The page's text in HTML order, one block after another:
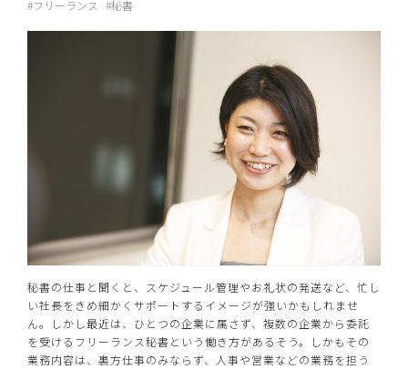
フリーランス
秘書
秘書の仕事と聞くと、スケジュール管理やお礼状の発送など、忙し
い社長をきめ細かくサポートするイメージが強いかもしれませ
ん。しかし最近は、ひとつの企業に属さず、複数の企業から委託
を受けるフリーランス秘書という働き方があるそう。しかもその
業務内容は、裏方仕事のみならず、人事や営業などの業務を担う